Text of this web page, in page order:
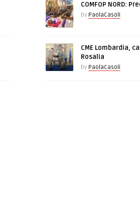
COMFOP NORD:
by PaolaCasoli
CME Lombardia,
Rosalia
by PaolaCasoli